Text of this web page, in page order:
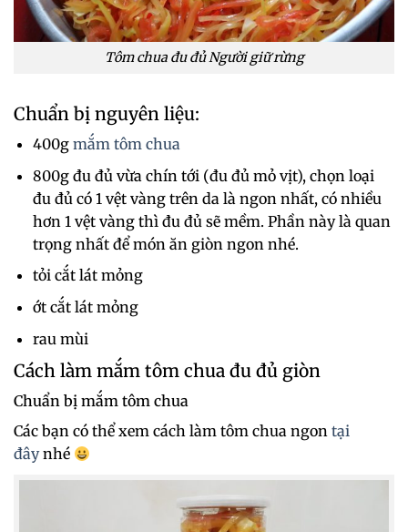
Tôm chua đu đủ Người giữ rừng
Chuẩn bị nguyên liệu:
400g mắm tôm chua
800g đu đủ vừa chín tới (đu đủ mỏ vịt), chọn loại
đu đủ có 1 vệt vàng trên da là ngon nhất, có nhiều
hơn 1 vệt vàng thì đu đủ sẽ mềm. Phần này là quan
trọng nhất để món ăn giòn ngon nhé.
tỏi cắt lát mỏng
ớt cắt lát mỏng
rau mùi
Cách làm mắm tôm chua đu đủ giòn
Chuẩn bị mắm tôm chua
Các bạn có thể xem cách làm tôm chua ngon tại
đâynhé